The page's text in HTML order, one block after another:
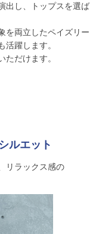
出し、トップスを選ば
を両立したペイズリー
躍します。
だけます。
ルエット
リラックス感の